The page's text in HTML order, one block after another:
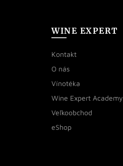
WINE EXPERT
Kontakt
O nás
Vínotéka
Wine Expert Academy
Veľkoobchod
eShop